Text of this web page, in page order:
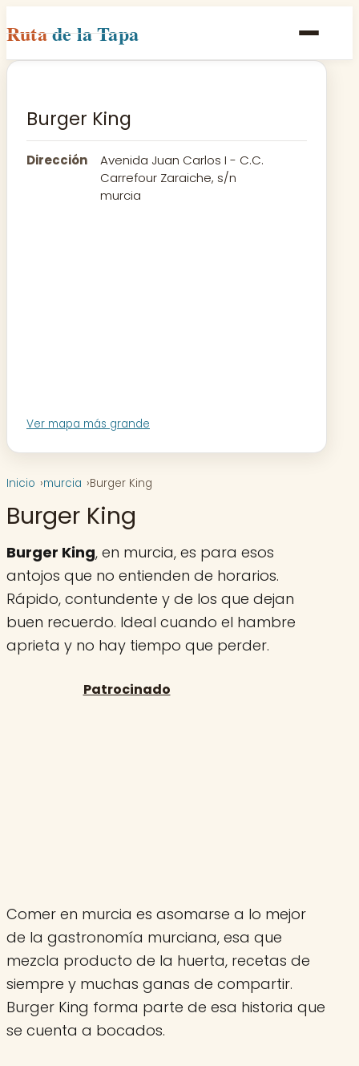
Rutade la Tapa
Inicio
Rutas
Burger King
Dirección
Avenida Juan Carlos I - C.C.
Carrefour Zaraiche, s/n
murcia
Ver mapa más grande
Inicio murcia Burger King
Burger King
Burger King, en murcia, es para esos
antojos que no entienden de horarios.
Rápido, contundente y de los que dejan
buen recuerdo. Ideal cuando el hambre
aprieta y no hay tiempo que perder.
Comer en murcia es asomarse a lo mejor
de la gastronomía murciana, esa que
mezcla producto de la huerta, recetas de
siempre y muchas ganas de compartir.
Burger King forma parte de esa historia que
se cuenta a bocados.